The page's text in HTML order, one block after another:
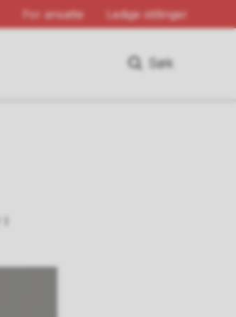
For ansatte Ledige stillinger
Søk